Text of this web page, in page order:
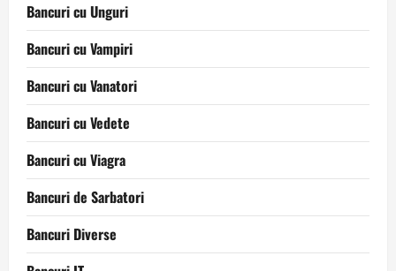
Bancuri cu Unguri
Bancuri cu Vampiri
Bancuri cu Vanatori
Bancuri cu Vedete
Bancuri cu Viagra
Bancuri de Sarbatori
Bancuri Diverse